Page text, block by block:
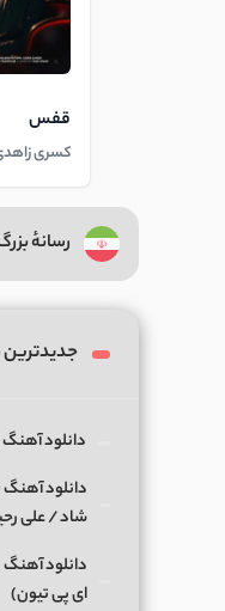
قفس
کسری
رسانهٔ
جدیدترین
دانلود
دانلود
شاد / علی
دانلود
ای پی تیون)